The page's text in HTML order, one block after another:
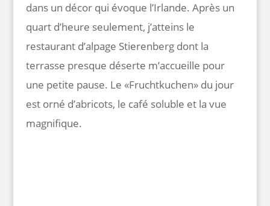
dans un décor qui évoque l’Irlande. Après un
quart d’heure seulement, j’atteins le
restaurant d’alpage Stierenberg dont la
terrasse presque déserte m’accueille pour
une petite pause. Le «Fruchtkuchen» du jour
est orné d’abricots, le café soluble et la vue
magnifique.